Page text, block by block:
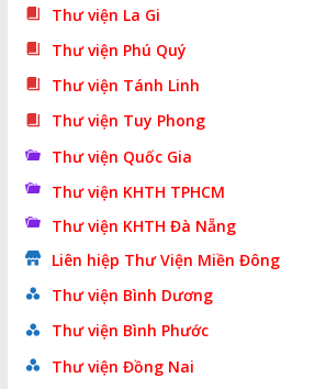
Thư viện La Gi
Thư viện Phú Quý
Thư viện Tánh Linh
Thư viện Tuy Phong
Thư viện Quốc Gia
Thư viện KHTH TPHCM
Thư viện KHTH Đà Nẵng
Liên hiệp Thư Viện Miền Đông
Thư viện Bình Dương
Thư viện Bình Phước
Thư viện Đồng Nai